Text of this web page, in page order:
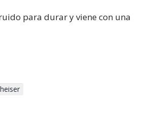
para durar y viene con una